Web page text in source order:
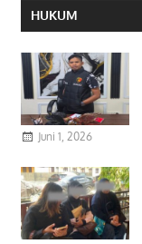
HUKUM
Juni 1, 2026